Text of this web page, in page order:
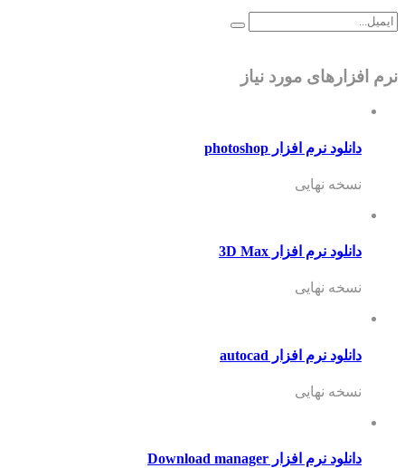
نرم افزارهای مورد نیاز
دانلود نرم افزار photoshop
نسخه نهایی
دانلود نرم افزار 3D Max
نسخه نهایی
دانلود نرم افزار autocad
نسخه نهایی
دانلود نرم افزار Download manager